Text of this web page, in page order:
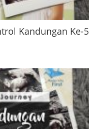
Kandungan Ke-5